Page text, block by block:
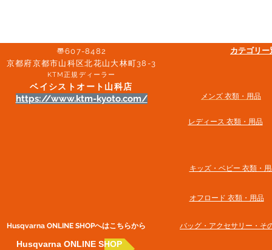
〠607-8482
京都府京都市山科区北花山大林町38-3​
KTM正規ディーラー
ベイシストオート山科店
https://www.ktm-kyoto.com/
Husqvarna ONLINE SHOP​へはこちらから
Husqvarna ONLINE SHOP
カテゴリ
メンズ 衣類・用品
​レディース 衣類・用品
キッズ・ベビー 衣類・
オフロード 衣類・用品
バッグ・アクセサリー・そ